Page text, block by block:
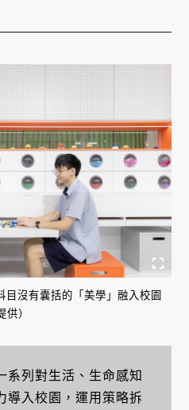
目沒有囊括的「美學」融入校園
）
系列對生活、生命感知
導入校園，運用策略拆